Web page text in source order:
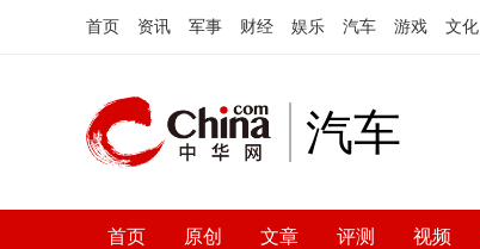
首页 资讯 军事 财经 娱乐 汽车 游戏 文化
汽车
首页 原创 文章 评测 视频